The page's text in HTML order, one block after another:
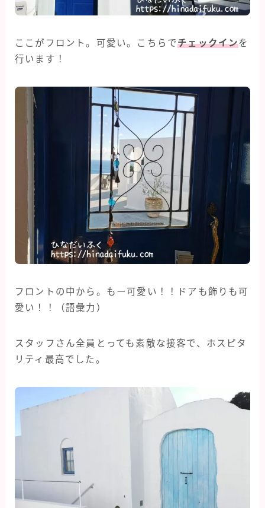
ここがフロント。可愛い。こちらでチェックインを
行います！
フロントの中から。もー可愛い！！ドアも飾りも可
愛い！！（語彙力）
スタッフさん全員とっても素敵な接客で、ホスピタ
リティ最高でした。